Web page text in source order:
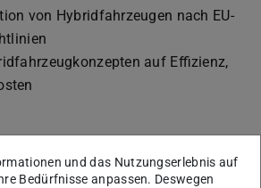
von Hybridfahrzeugen nach EU-
auf Effizienz,
Versuche für die Reduzierung von
und das Nutzungserlebnis auf
Bedürfnisse anpassen. Deswegen